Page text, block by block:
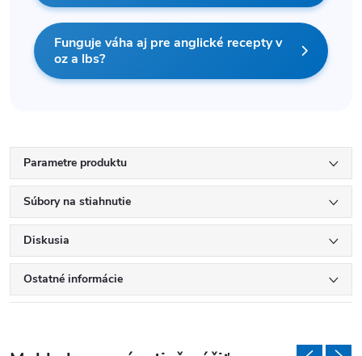
Funguje váha aj pre anglické recepty v
oz a lbs?
Parametre produktu
Súbory na stiahnutie
Diskusia
Ostatné informácie